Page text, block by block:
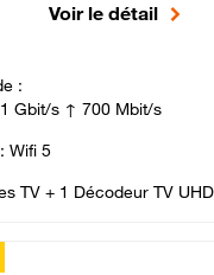
Voir le détail
:
Gbit/s ↑ 700 Mbit/s
Wifi 5
TV + 1 Décodeur TV UHD